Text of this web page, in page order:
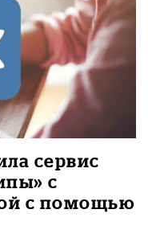
сервис
с
с помощью